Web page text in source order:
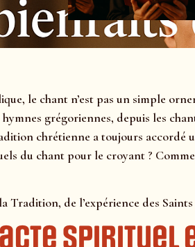
le chant n’est pas un simple
hymnes grégoriennes, depuis les
chrétienne a toujours accordé
du chant pour le croyant ?
de l’expérience des
acte spirituel